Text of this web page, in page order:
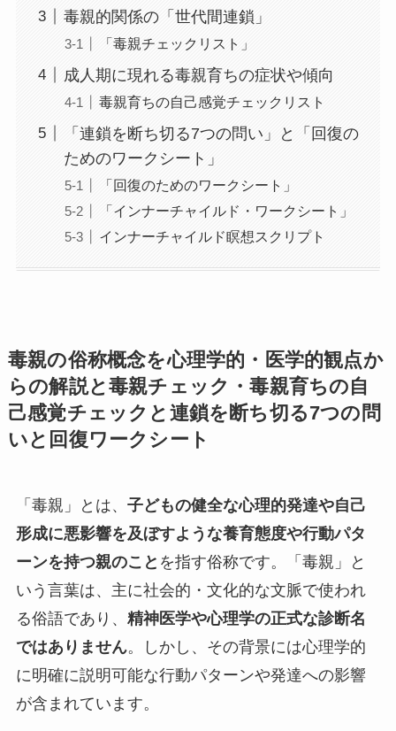
毒親的関係の「世代間連鎖」
「毒親チェックリスト」
成人期に現れる毒親育ちの症状や傾向
毒親育ちの自己感覚チェックリスト
「連鎖を断ち切る7つの問い」と「回復の
ためのワークシート」
「回復のためのワークシート」
「インナーチャイルド・ワークシート」
インナーチャイルド瞑想スクリプト
毒親の俗称概念を心理学的・医学的観点か
らの解説と毒親チェック・毒親育ちの自
己感覚チェック と連鎖を断ち切る7つの問
いと回復ワークシート
「毒親」とは、 子どもの健全な心理的発達や自己
形成に悪影響を及ぼすような養育態度や行動パタ
ーンを持つ親のこと を指す俗称です。「毒親」と
いう言葉は、主に社会的・文化的な文脈で使われ
る俗語であり、 精神医学や心理学の正式な診断名
ではありません。しかし、その背景には心理学的
に明確に説明可能な行動パターンや発達への影響
が含まれています。